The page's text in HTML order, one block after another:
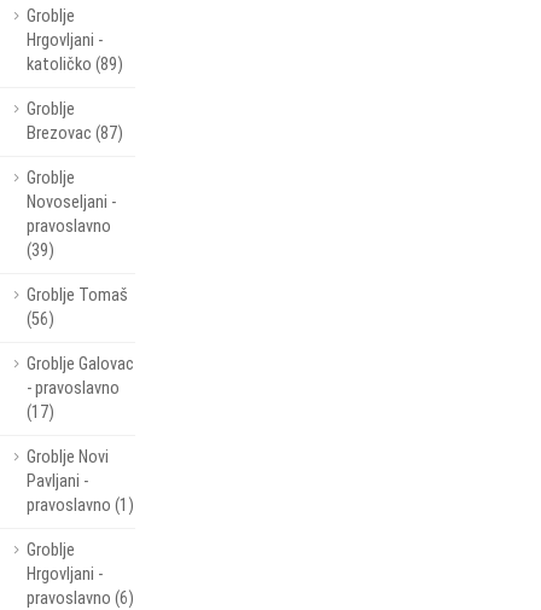
Groblje
Hrgovljani -
katoličko (89)
Groblje
Brezovac (87)
Groblje
Novoseljani -
pravoslavno
(39)
Groblje Tomaš
(56)
Groblje Galovac
- pravoslavno
(17)
Groblje Novi
Pavljani -
pravoslavno (1)
Groblje
Hrgovljani -
pravoslavno (6)